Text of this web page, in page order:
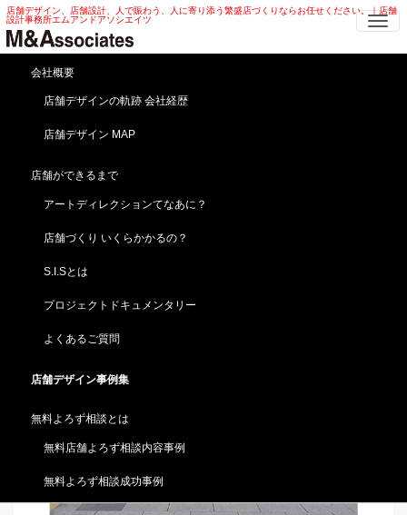
店舗デザイン、店舗設計、人で賑わう、人に寄り添う繁盛店づくりならお任せください。｜店舗
設計事務所エムアンドアソシエイツ
会社概要
店舗デザインの軌跡 会社経歴
店舗デザイン MAP
店舗ができるまで
アートディレクションてなあに？
店舗づくり いくらかかるの？
S.I.Sとは
プロジェクトドキュメンタリー
よくあるご質問
店舗デザイン事例集
無料よろず相談とは
無料店舗よろず相談内容事例
無料よろず相談成功事例
レトロモダン 店舗デザイン | 大正モ
ダン ・洋館 レトロモダン 店舗デザ
イン
レトロモダン 店舗デザイン | 大正モダン ・洋館 レトロモダン 店舗デザイン
【時代屋／明治館】東京／浅草（移転新装）「店舗よ